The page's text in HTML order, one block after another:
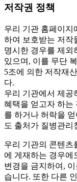
저작권 정책
우리 기관 홈페이지
하여 보호받는 저작
명시한 경우를 제외
있으며, 이를 무단
5조에 의한 저작재
다.
우리 기관에서 제공
혜택을 얻고자 하는
를 하거나 허락을
도 출처가 질병관리
우리 기관의 콘텐츠
에 게재하는 경우에
변경을 금지하여,
습니다. 또한 다른